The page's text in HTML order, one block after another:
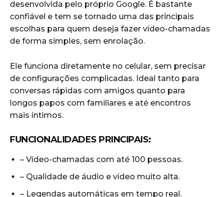
desenvolvida pelo próprio Google. É bastante
confiável e tem se tornado uma das principais
escolhas para quem deseja fazer vídeo-chamadas
de forma simples, sem enrolação.
Ele funciona diretamente no celular, sem precisar
de configurações complicadas. Ideal tanto para
conversas rápidas com amigos quanto para
longos papos com familiares e até encontros
mais íntimos.
FUNCIONALIDADES PRINCIPAIS:
– Vídeo-chamadas com até 100 pessoas.
– Qualidade de áudio e vídeo muito alta.
– Legendas automáticas em tempo real.